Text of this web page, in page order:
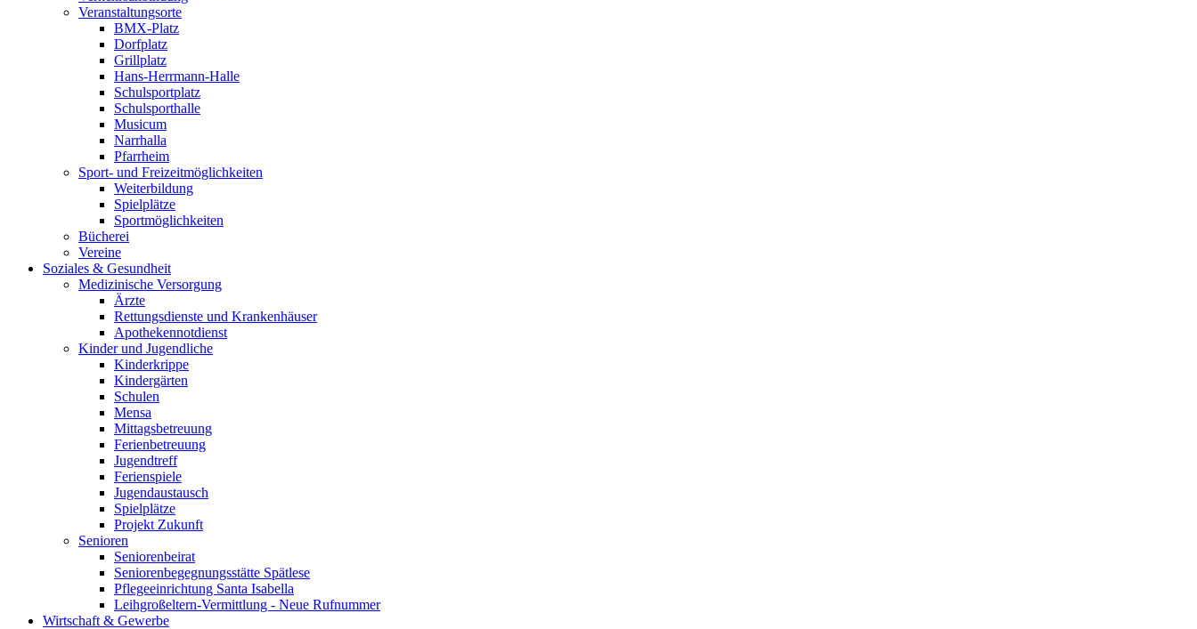
Veranstaltungsorte
BMX-Platz
Dorfplatz
Grillplatz
Hans-Herrmann-Halle
Schulsportplatz
Schulsporthalle
Musicum
Narrhalla
Pfarrheim
Sport- und Freizeitmöglichkeiten
Weiterbildung
Spielplätze
Sportmöglichkeiten
Bücherei
Vereine
Soziales & Gesundheit
Medizinische Versorgung
Ärzte
Rettungsdienste und Krankenhäuser
Apothekennotdienst
Kinder und Jugendliche
Kinderkrippe
Kindergärten
Schulen
Mensa
Mittagsbetreuung
Ferienbetreuung
Jugendtreff
Ferienspiele
Jugendaustausch
Spielplätze
Projekt Zukunft
Senioren
Seniorenbeirat
Seniorenbegegnungsstätte Spätlese
Pflegeeinrichtung Santa Isabella
Leihgroßeltern-Vermittlung - Neue Rufnummer
Wirtschaft & Gewerbe